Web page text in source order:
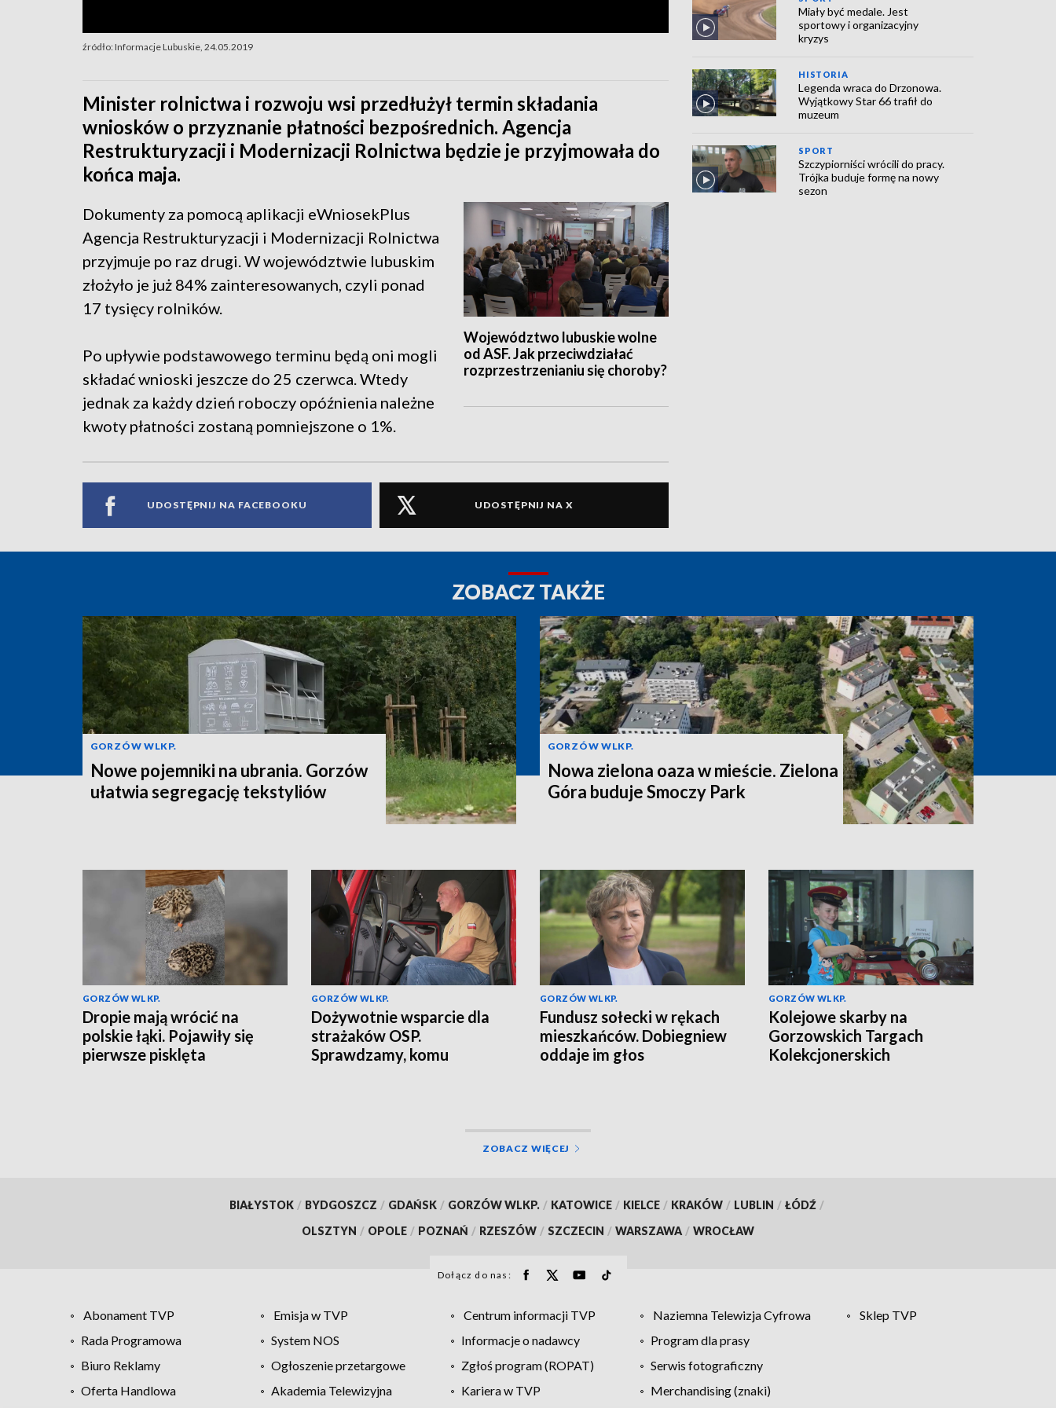
źródło: Informacje Lubuskie, 24.05.2019
Minister rolnictwa i rozwoju wsi przedłużył termin składania
wniosków o przyznanie płatności bezpośrednich. Agencja
Restrukturyzacji i Modernizacji Rolnictwa będzie je przyjmowała do
końca maja.
Województwo lubuskie wolne
od ASF. Jak przeciwdziałać
rozprzestrzenianiu się choroby?
Dokumenty za pomocą aplikacji eWniosekPlus
Agencja Restrukturyzacji i Modernizacji Rolnictwa
przyjmuje po raz drugi. W województwie lubuskim
złożyło je już 84% zainteresowanych, czyli ponad
17 tysięcy rolników.
Po upływie podstawowego terminu będą oni mogli
składać wnioski jeszcze do 25 czerwca. Wtedy
jednak za każdy dzień roboczy opóźnienia należne
kwoty płatności zostaną pomniejszone o 1%.
UDOSTĘPNIJ NA FACEBOOKU UDOSTĘPNIJ NA X
Miały być medale. Jest
sportowy i organizacyjny
kryzys
HISTORIA
Legenda wraca do Drzonowa.
Wyjątkowy Star 66 trafił do
muzeum
SPORT
Szczypiorniści wrócili do pracy.
Trójka buduje formę na nowy
sezon
ZOBACZ TAKŻE
GORZÓW WLKP.
Nowe pojemniki na ubrania. Gorzów
ułatwia segregację tekstyliów
GORZÓW WLKP.
Nowa zielona oaza w mieście. Zielona
Góra buduje Smoczy Park
GORZÓW WLKP.
Dropie mają wrócić na
polskie łąki. Pojawiły się
pierwsze pisklęta
GORZÓW WLKP.
Dożywotnie wsparcie dla
strażaków OSP.
Sprawdzamy, komu
GORZÓW WLKP.
Fundusz sołecki w rękach
mieszkańców. Dobiegniew
oddaje im głos
GORZÓW WLKP.
Kolejowe skarby na
Gorzowskich Targach
Kolekcjonerskich
ZOBACZ WIĘCEJ
BIAŁYSTOK / BYDGOSZCZ / GDAŃSK / GORZÓW WLKP. / KATOWICE / KIELCE / KRAKÓW / LUBLIN / ŁÓDŹ /
OLSZTYN / OPOLE / POZNAŃ / RZESZÓW / SZCZECIN / WARSZAWA / WROCŁAW
Dołącz do nas:
Abonament TVP Emisja w TVP Centrum informacji TVP Naziemna Telewizja Cyfrowa
Sklep TVP
Rada Programowa
System NOS Informacje o nadawcy
Program dla prasy
Biuro Reklamy
Ogłoszenie przetargowe Zgłoś program (ROPAT)
Serwis fotograficzny
Oferta Handlowa
Akademia Telewizyjna Kariera w TVP
Merchandising (znaki)